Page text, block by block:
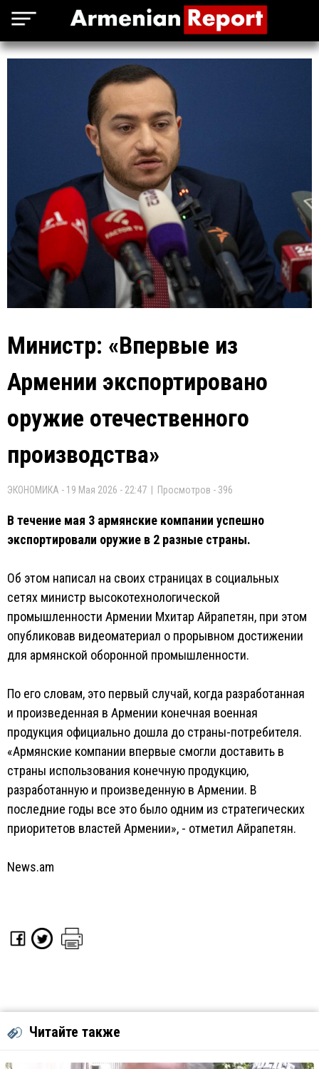
Министр: «Впервые из
Армении экспортировано
оружие отечественного
производства»
ЭКОНОМИКА - 19 Мая 2026 - 22:47 | Просмотров - 396
В течение мая 3 армянские компании успешно
экспортировали оружие в 2 разные страны.
Об этом написал на своих страницах в социальных
сетях министр высокотехнологической
промышленности Армении Мхитар Айрапетян, при этом
опубликовав видеоматериал о прорывном достижении
для армянской оборонной промышленности.
По его словам, это первый случай, когда разработанная
и произведенная в Армении конечная военная
продукция официально дошла до страны-потребителя.
«Армянские компании впервые смогли доставить в
страны использования конечную продукцию,
разработанную и произведенную в Армении. В
последние годы все это было одним из стратегических
приоритетов властей Армении», - отметил Айрапетян.
News.am
Читайте также